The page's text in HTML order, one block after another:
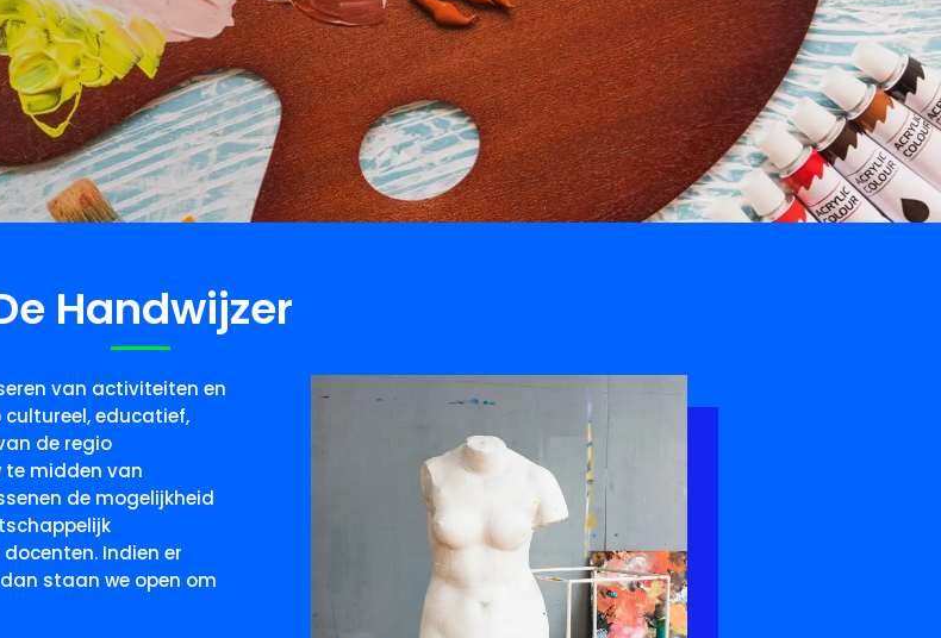
Handwijzer
van activiteiten en
educatief,
de regio
te midden van
de mogelijkheid
Indien er
staan we open om